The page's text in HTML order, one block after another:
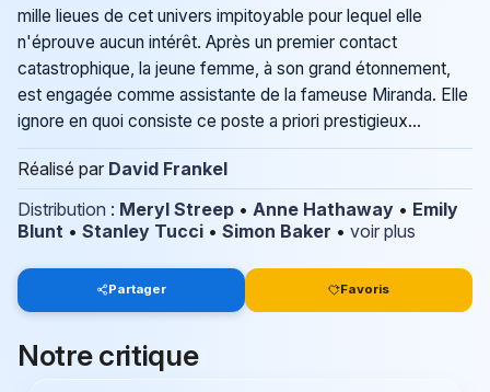
mille lieues de cet univers impitoyable pour lequel elle
n'éprouve aucun intérêt. Après un premier contact
catastrophique, la jeune femme, à son grand étonnement,
est engagée comme assistante de la fameuse Miranda. Elle
ignore en quoi consiste ce poste a priori prestigieux...
Réalisé par David Frankel
Distribution : Meryl Streep • Anne Hathaway • Emily
Blunt • Stanley Tucci • Simon Baker • voir plus
Partager Favoris
Notre critique